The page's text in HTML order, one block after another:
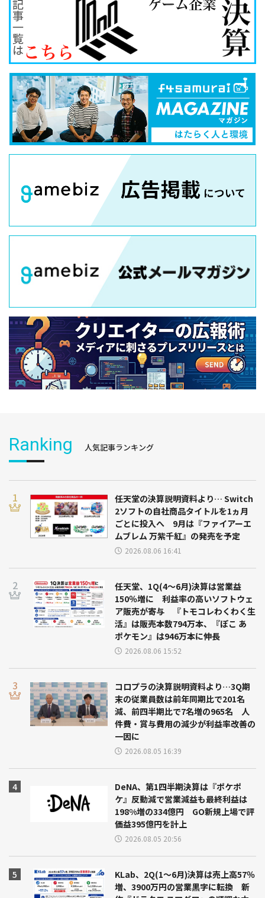
Ranking 人気記事ランキング
任天堂の決算説明資料より… Switch
2ソフトの自社商品タイトルを1ヵ月
ごとに投入へ 9月は『ファイアーエ
ムブレム 万紫千紅』の発売を予定
2026.08.06 16:41
任天堂、1Q(4～6月)決算は営業益
150％増に 利益率の高いソフトウェ
ア販売が寄与 『トモコレわくわく生
活』は販売本数794万本、『ぽこ あ
ポケモン』は946万本に伸長
2026.08.06 15:52
コロプラの決算説明資料より…3Q期
末の従業員数は前年同期比で201名
減、前四半期比で7名増の965名 人
件費・賞与費用の減少が利益率改善の
一因に
2026.08.05 16:39
DeNA、第1四半期決算は『ポケポ
ケ』反動減で営業減益も最終利益は
198%増の334億円 GO新規上場で評
価益395億円を計上
2026.08.05 20:56
KLab、2Q(1～6月)決算は売上高57％
増、3900万円の営業黒字に転換 新